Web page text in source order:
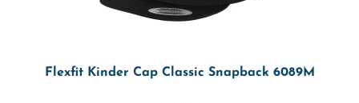
Flexfit Kinder Cap Classic Snapback 6089M